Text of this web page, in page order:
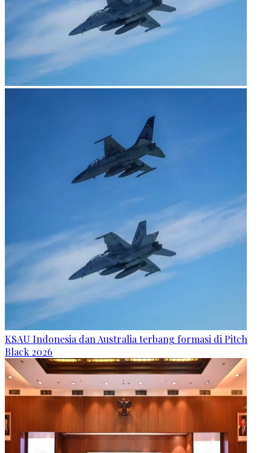
KSAU Indonesia dan Australia terbang formasi di Pitch
Black 2026